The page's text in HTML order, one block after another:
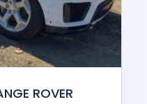
ROVER